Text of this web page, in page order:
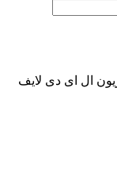
ال ای دی لایف